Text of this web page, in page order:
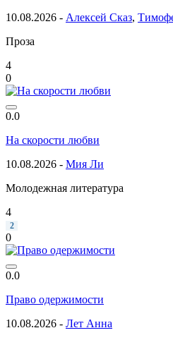
10.08.2026 - Алексей Сказ,
Проза
4
0
0.0
На скорости любви
10.08.2026 - Мия Ли
Молодежная литература
4
2
0
0.0
Право одержимости
10.08.2026 - Лет Анна